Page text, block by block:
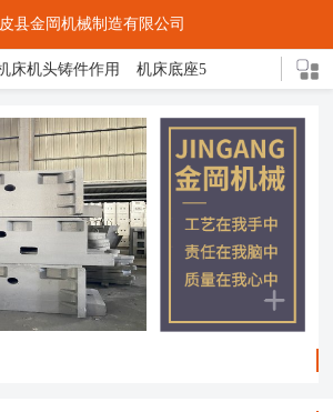
县金岡机械制造有限公司
床机头铸件作用 机床底座5
件 灰铁床身介绍 灰铁机床轴承座
机床导轨3 灰铁机头铸件
球铁铸造三大亮点 机床底座铸造方式
架 箱体铸件 机床床脚 球墨铸件
球铁铸件介绍